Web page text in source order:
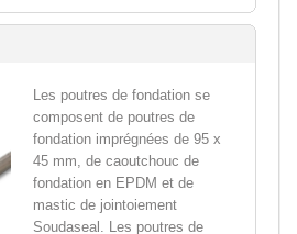
Les poutres de fondation se
composent de poutres de
fondation imprégnées de 95 x
45 mm, de caoutchouc de
fondation en EPDM et de
mastic de jointoiement
Soudaseal. Les poutres de